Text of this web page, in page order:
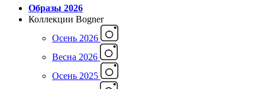
Образы 2026
Коллекции Bogner
Осень 2026
Весна 2026
Осень 2025